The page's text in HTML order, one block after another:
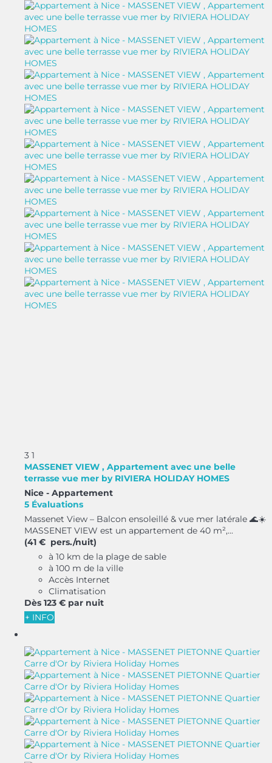
3 1
MASSENET VIEW , Appartement avec une belle
terrasse vue mer by RIVIERA HOLIDAY HOMES
Nice - Appartement
5 Évaluations
Massenet View – Balcon ensoleillé & vue mer latérale 🌊☀️
MASSENET VIEW est un appartement de 40 m²,...
(41 € pers./nuit)
à 10 km de la plage de sable
à 100 m de la ville
Accès Internet
Climatisation
Dès 123 € par nuit
+ INFO